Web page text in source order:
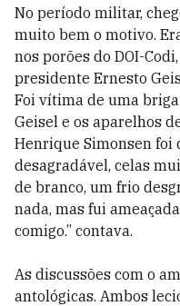
No período militar,
muito bem o motivo.
nos porões do DOI-
presidente Ernesto
Foi vítima de uma
Geisel e os aparelhos
Henrique Simonsen foi
desagradável, celas
de branco, um frio
nada, mas fui
comigo.” contava.
As discussões com o
antológicas. Ambos